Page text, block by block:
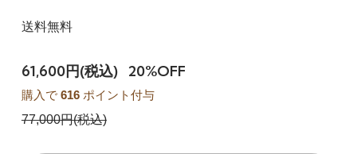
送料無料
61,600円(税込) 20%OFF
購入で 616ポイント付与
77,000円(税込)